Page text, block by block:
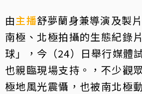
由主播舒夢蘭身兼導演及製
南極、北極拍攝的生態紀錄
球」，今（24）日舉行媒體
也親臨現場支持。，不少觀
極地風光震懾，也被南北極